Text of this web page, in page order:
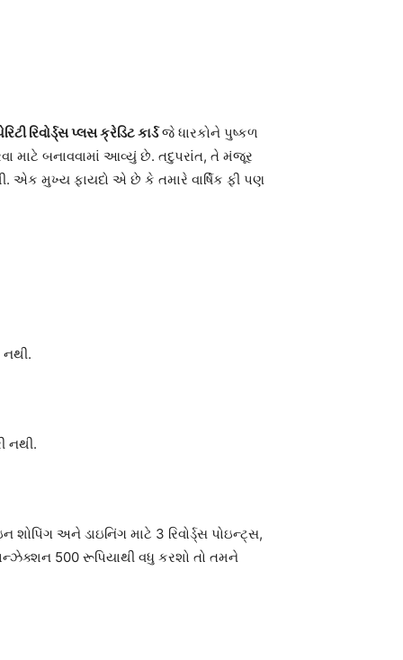
રિવોર્ડ્સ પ્લસ ક્રેડિટ કાર્ડજે ધારકોને પુષ્કળ
માટે બનાવવામાં આવ્યું છે. તદુપરાંત, તે મંજૂર
એક મુખ્ય ફાયદો એ છે કે તમારે વાર્ષિક ફી પણ
નથી.
શોપિંગ અને ડાઇનિંગ માટે 3 રિવોર્ડ્સ પોઇન્ટ્સ,
500 રૂપિયાથી વધુ કરશો તો તમને